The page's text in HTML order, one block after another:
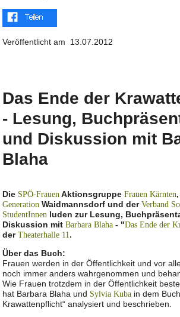
Veröffentlicht am 13.07.2012
Das Ende der
- Lesung,
und Diskussion mit
Blaha
Die SPÖ-Frauen AktionsgruppeFrauen Kärnten,
Generation Waidmannsdorf und derVerband
StudentInnen luden zur Lesung,
Diskussion mitBarbara Blaha - "Das Ende der
derTheaterhalle 11.
Über das Buch:
Frauen werden in der Öffentlichkeit und vor
noch immer anders wahrgenommen und
Wie Frauen trotzdem in der Öffentlichkeit
hat Barbara Blaha und Sylvia Kuba in dem
Krawattenpflicht“ analysiert und beschrieben.